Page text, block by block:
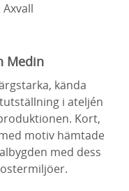
Medin
kända
i ateljén
Kort,
motiv hämtade
med dess